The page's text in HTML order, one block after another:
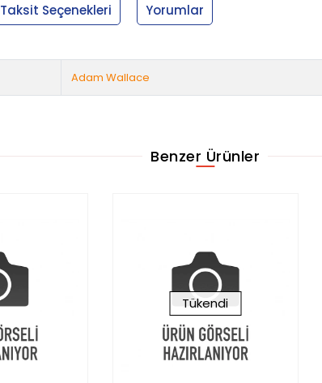
Taksit Seçenekleri Yorumlar
Adam Wallace
Benzer Ürünler
Tükendi